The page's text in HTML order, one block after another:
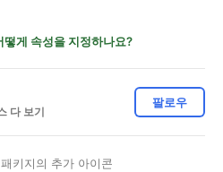
떻게 속성을 지정하나요?
다 보기
팔로우
패키지의 추가 아이콘